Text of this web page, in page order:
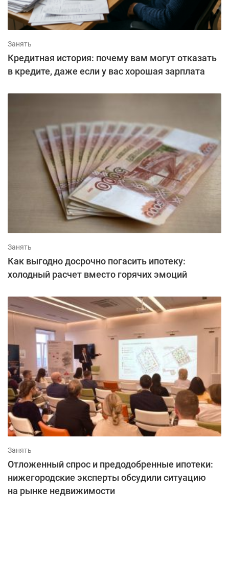
Занять
Кредитная история: почему вам могут отказать
в кредите, даже если у вас хорошая зарплата
Занять
Как выгодно досрочно погасить ипотеку:
холодный расчет вместо горячих эмоций
Занять
Отложенный спрос и предодобренные ипотеки:
нижегородские эксперты обсудили ситуацию
на рынке недвижимости